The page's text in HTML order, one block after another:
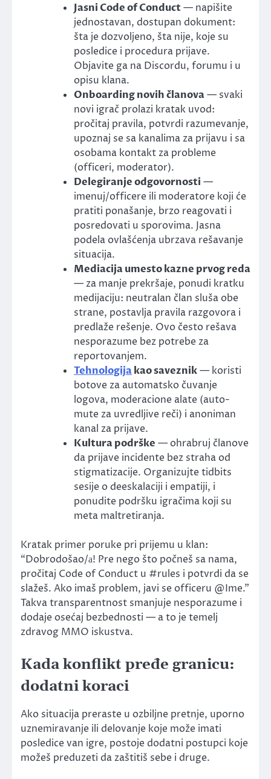
Jasni Code of Conduct— napišite
jednostavan, dostupan dokument:
šta je dozvoljeno, šta nije, koje su
posledice i procedura prijave.
Objavite ga na Discordu, forumu i u
opisu klana.
Onboarding novih članova— svaki
novi igrač prolazi kratak uvod:
pročitaj pravila, potvrdi razumevanje,
upoznaj se sa kanalima za prijavu i sa
osobama kontakt za probleme
(officeri, moderator).
Delegiranje odgovornosti —
imenuj/officere ili moderatore koji će
pratiti ponašanje, brzo reagovati i
posredovati u sporovima. Jasna
podela ovlašćenja ubrzava rešavanje
situacija.
Mediacija umesto kazne prvog reda
— za manje prekršaje, ponudi kratku
medijaciju: neutralan član sluša obe
strane, postavlja pravila razgovora i
predlaže rešenje. Ovo često rešava
nesporazume bez potrebe za
reportovanjem.
Tehnologijakao saveznik— koristi
botove za automatsko čuvanje
logova, moderacione alate (auto-
mute za uvredljive reči) i anoniman
kanal za prijave.
Kultura podrške — ohrabruj članove
da prijave incidente bez straha od
stigmatizacije. Organizujte tidbits
sesije o deeskalaciji i empatiji, i
ponudite podršku igračima koji su
meta maltretiranja.
Kratak primer poruke pri prijemu u klan:
“Dobrodošao/а! Pre nego što počneš sa nama,
pročitaj Code of Conduct u #rules i potvrdi da se
slažeš. Ako imaš problem, javi se officeru @Ime.”
Takva transparentnost smanjuje nesporazume i
dodaje osećaj bezbednosti — a to je temelj
zdravog MMO iskustva.
Kada konflikt pređe granicu:
dodatni koraci
Ako situacija preraste u ozbiljne pretnje, uporno
uznemiravanje ili delovanje koje može imati
posledice van igre, postoje dodatni postupci koje
možeš preduzeti da zaštitiš sebe i druge.